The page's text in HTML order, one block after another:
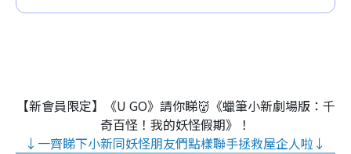
【新會員限定】《U GO》請你睇👹《蠟筆小新劇場版：千
奇百怪！我的妖怪假期》！
↓一齊睇下小新同妖怪朋友們點樣聯手拯救屋企人啦↓